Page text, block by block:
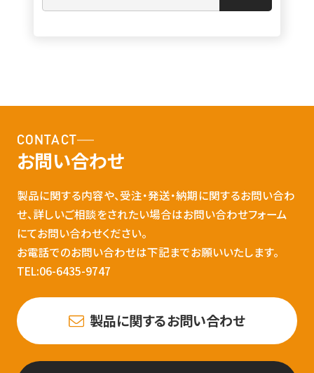
CONTACT
お問い合わせ
製品に関する内容や、受注・発送・納期に関するお問い合わ
せ、詳しいご相談をされたい場合はお問い合わせフォーム
にてお問い合わせください。
お電話でのお問い合わせは下記までお願いいたします。
TEL:06-6435-9747
製品に関するお問い合わせ